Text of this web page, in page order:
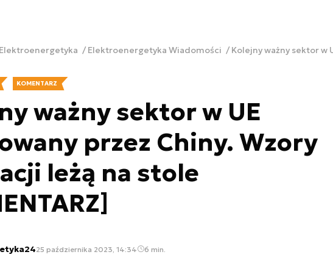
Elektroenergetyka Elektroenergetyka Wiadomości
KOMENTARZ
ważny sektor w UE
przez Chiny. Wzory
leżą na stole
25 października 2023, 14:34 6 min.